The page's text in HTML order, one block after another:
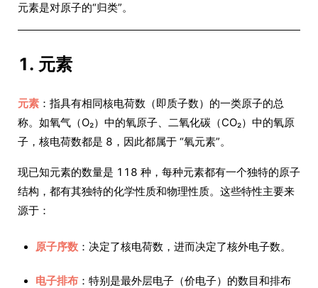
元素是对原子的“归类”。
1. 元素
元素 ：指具有相同核电荷数（即质子数）的一类原子的总
称。如氧气（O₂）中的氧原子、二氧化碳（CO₂）中的氧原
子，核电荷数都是 8，因此都属于 “氧元素”。
现已知元素的数量是 118 种，每种元素都有一个独特的原子
结构，都有其独特的化学性质和物理性质。这些特性主要来
源于：
原子序数 ：决定了核电荷数，进而决定了核外电子数。
电子排布 ：特别是最外层电子（价电子）的数目和排布